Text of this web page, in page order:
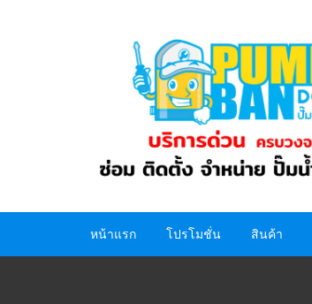
หน้าแรก โปรโมชั่น สินค้า